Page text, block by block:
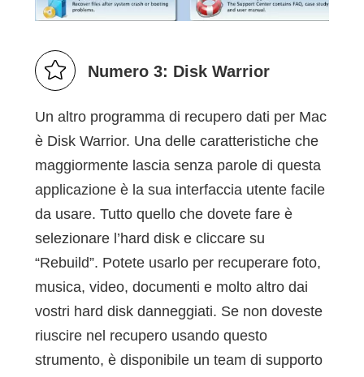
Numero 3: Disk Warrior
Un altro programma di recupero dati per Mac
è Disk Warrior. Una delle caratteristiche che
maggiormente lascia senza parole di questa
applicazione è la sua interfaccia utente facile
da usare. Tutto quello che dovete fare è
selezionare l’hard disk e cliccare su
“Rebuild”. Potete usarlo per recuperare foto,
musica, video, documenti e molto altro dai
vostri hard disk danneggiati. Se non doveste
riuscire nel recupero usando questo
strumento, è disponibile un team di supporto